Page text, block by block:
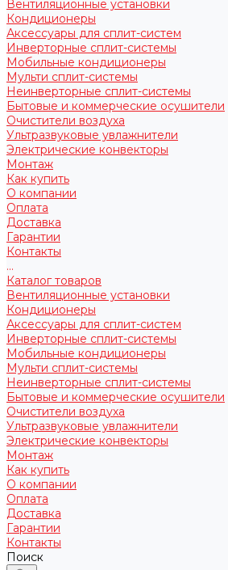
Вентиляционные установки
Кондиционеры
Аксессуары для сплит-систем
Инверторные сплит-системы
Мобильные кондиционеры
Мульти сплит-системы
Неинверторные сплит-системы
Бытовые и коммерческие осушители
Очистители воздуха
Ультразвуковые увлажнители
Электрические конвекторы
Монтаж
Как купить
О компании
Оплата
Доставка
Гарантии
Контакты
...
Каталог товаров
Вентиляционные установки
Кондиционеры
Аксессуары для сплит-систем
Инверторные сплит-системы
Мобильные кондиционеры
Мульти сплит-системы
Неинверторные сплит-системы
Бытовые и коммерческие осушители
Очистители воздуха
Ультразвуковые увлажнители
Электрические конвекторы
Монтаж
Как купить
О компании
Оплата
Доставка
Гарантии
Контакты
Поиск